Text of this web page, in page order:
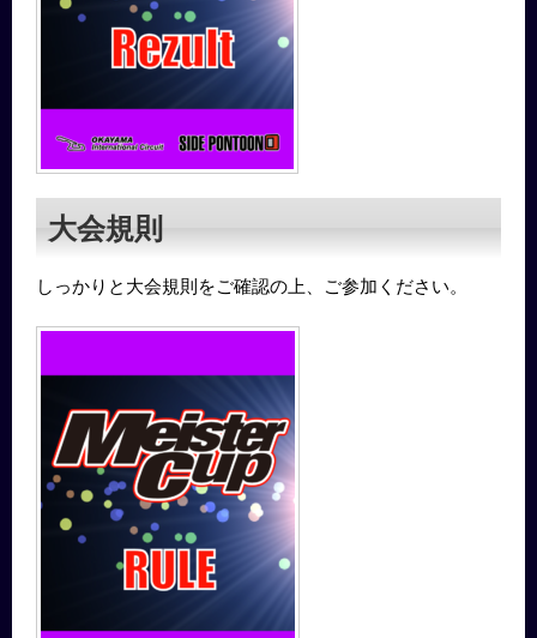
大会規則
しっかりと大会規則をご確認の上、ご参加ください。